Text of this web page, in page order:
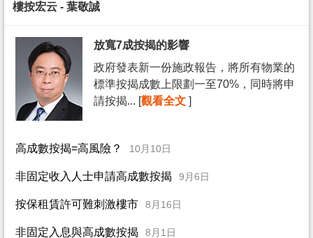
樓按宏云 - 葉敬誠
放寬7成按揭的影響
政府發表新一份施政報告，將所有物業的
標準按揭成數上限劃一至70%，同時將申
請按揭... [觀看全文 ]
高成數按揭=高風險？ 10月10日
非固定收入人士申請高成數按揭 9月6日
按保租賃許可難刺激樓市 8月16日
非固定入息與高成數按揭 8月1日